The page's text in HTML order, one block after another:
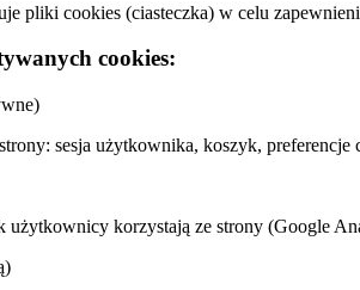
pliki cookies (ciasteczka) w celu
cookies:
sesja użytkownika, koszyk, preferencje
użytkownicy korzystają ze strony (Google